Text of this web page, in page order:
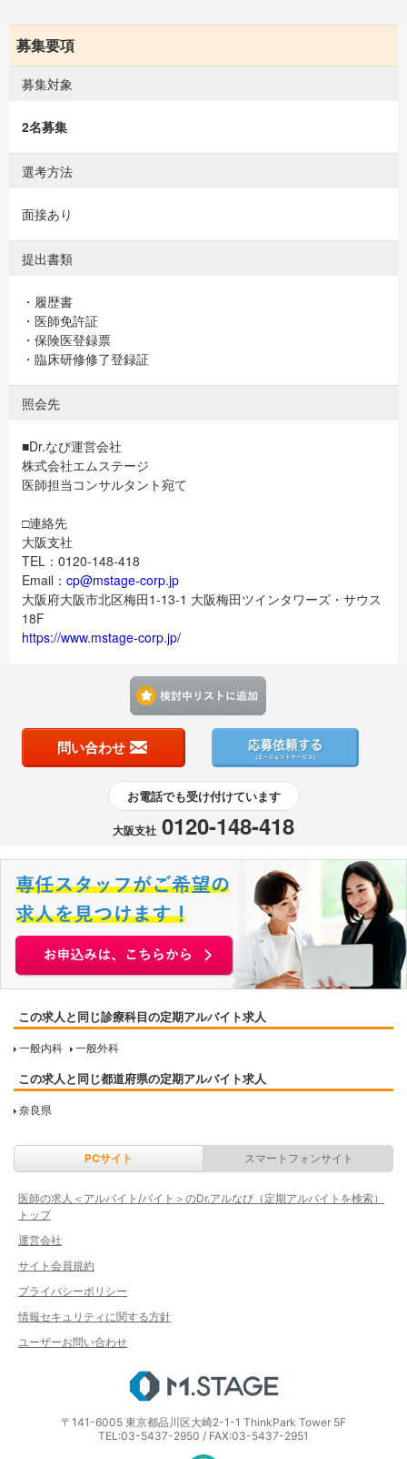
募集要項
募集対象
2名募集
選考方法
面接あり
提出書類
・履歴書
・医師免許証
・保険医登録票
・臨床研修修了登録証
照会先
■Dr.なび運営会社
株式会社エムステージ
医師担当コンサルタント宛て
□連絡先
大阪支社
TEL：0120-148-418
Email： cp@mstage-corp.jp
大阪府大阪市北区梅田1-13-1 大阪梅田ツインタワーズ・サウス
18F
https://www.mstage-corp.jp/
問い合わせ
お電話でも受け付けています
大阪支社 0120-148-418
この求人と同じ診療科目の定期アルバイト求人
一般内科 一般外科
この求人と同じ都道府県の定期アルバイト求人
奈良県
PCサイト スマートフォンサイト
医師の求人＜アルバイト/バイト＞のDr.アルなび（定期アルバイトを検索）
トップ
運営会社
サイト会員規約
プライバシーポリシー
情報セキュリティに関する方針
ユーザーお問い合わせ
〒141-6005 東京都品川区大崎2-1-1 ThinkPark Tower 5F
TEL:03-5437-2950 / FAX:03-5437-2951